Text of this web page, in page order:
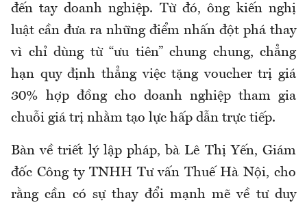
đến tay doanh nghiệp. Từ đó, ông kiến nghị
luật cần đưa ra những điểm nhấn đột phá thay
vì chỉ dùng từ “ưu tiên” chung chung, chẳng
hạn quy định thẳng việc tặng voucher trị giá
30% hợp đồng cho doanh nghiệp tham gia
chuỗi giá trị nhằm tạo lực hấp dẫn trực tiếp.
Bàn về triết lý lập pháp, bà Lê Thị Yến, Giám
đốc Công ty TNHH Tư vấn Thuế Hà Nội, cho
rằng cần có sự thay đổi mạnh mẽ về tư duy